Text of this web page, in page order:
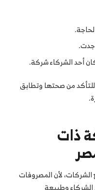
أحد الشركاء شركة.
من صحتها وتطابق
ذات
لأن المصروفات